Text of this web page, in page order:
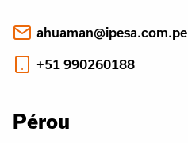
ahuaman@ipesa.com.pe
+51 990260188
Pérou